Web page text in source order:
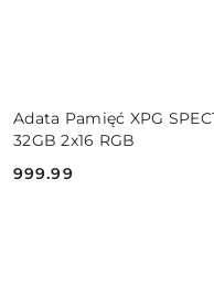
Adata Pamięć XPG
32GB 2x16 RGB
Cena:
999.99